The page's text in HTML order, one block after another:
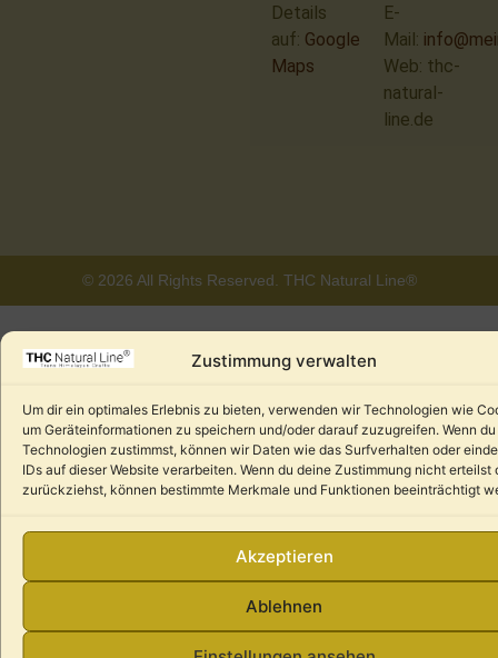
Zustimmung verwalten
Um dir ein optimales Erlebnis zu bieten, verwenden wir Technologien wie
um Geräteinformationen zu speichern und/oder darauf zuzugreifen. Wenn
Technologien zustimmst, können wir Daten wie das Surfverhalten oder
IDs auf dieser Website verarbeiten. Wenn du deine Zustimmung nicht erteilst
zurückziehst, können bestimmte Merkmale und Funktionen beeinträchtigt
Akzeptieren
Ablehnen
E-
Mail:
Web: thc-
natural-
line.de
Details
auf: Google
Maps
© 2026 All Rights Reserved. THC Natural Line®